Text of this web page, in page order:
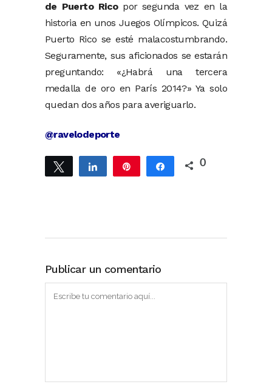
de Puerto Ricopor segunda vez en la
historia en unos Juegos Olímpicos. Quizá
Puerto Rico se esté malacostumbrando.
Seguramente, sus aficionados se estarán
preguntando: «¿Habrá una tercera
medalla de oro en París 2014?» Ya solo
quedan dos años para averiguarlo.
@ravelodeporte
Twittear Compartir Compartir
0
Publicar un comentario